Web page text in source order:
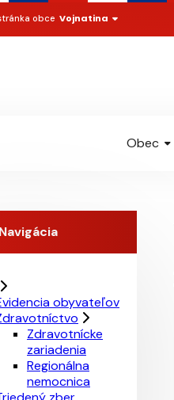
obce Vojnatina
Obec
Navigácia
obyvateľov
Zdravotnícke
zariadenia
Regionálna
nemocnica